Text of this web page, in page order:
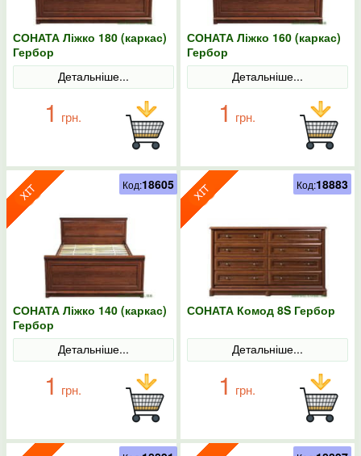
СОНАТА Ліжко 180 (каркас)
Гербор
Детальніше...
1 грн.
СОНАТА Ліжко 160 (каркас)
Гербор
Детальніше...
1 грн.
СОНАТА Ліжко 140 (каркас)
Гербор
Детальніше...
1 грн.
Код:18605
СОНАТА Комод 8S Гербор
Детальніше...
1 грн.
Код:18883